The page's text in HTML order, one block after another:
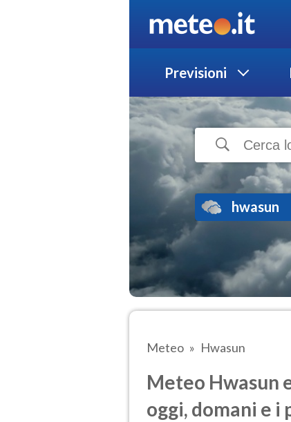
Previsioni
hwasun
Meteo Hwasun
Meteo Hwasun
oggi, domani e i